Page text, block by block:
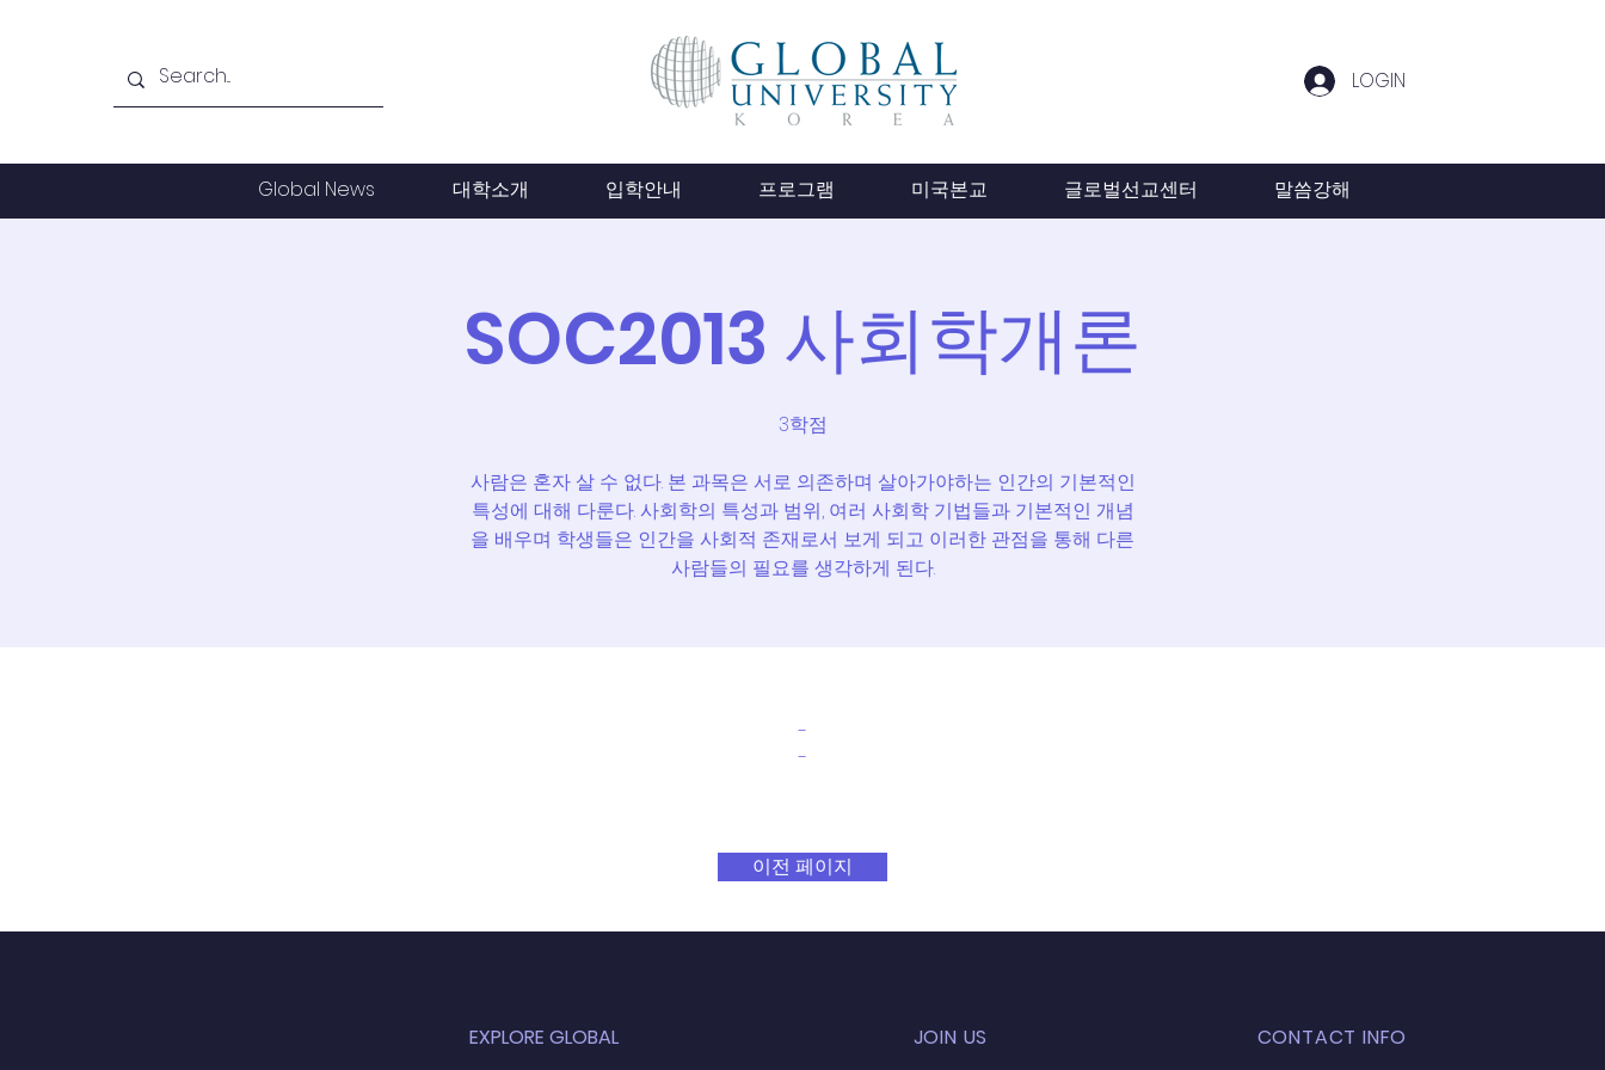
LOGIN
Global News 대학소개 입학안내 프로그램 미국본교 글로벌선교센터 말씀강해
SOC2013 사회학개론
3학점
사람은 혼자 살 수 없다. 본 과목은 서로 의존하며 살아가야하는 인간의 기본적인
특성에 대해 다룬다. 사회학의 특성과 범위, 여러 사회학 기법들과 기본적인 개념
을 배우며 학생들은 인간을 사회적 존재로서 보게 되고 이러한 관점을 통해 다른
사람들의 필요를 생각하게 된다.
-
-
이전 페이지
EXPLORE GLOBAL JOIN US CONTACT INFO